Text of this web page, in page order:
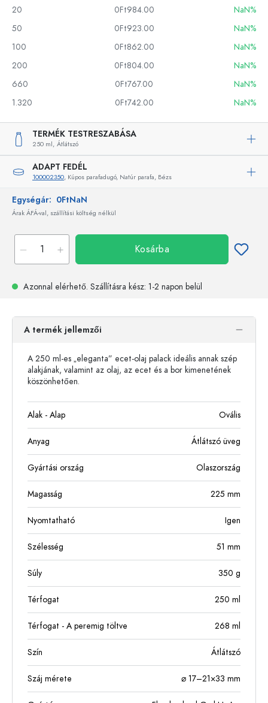
20
0Ft984.00
NaN%
50
0Ft923.00
NaN%
100
0Ft862.00
NaN%
200
0Ft804.00
NaN%
660
0Ft767.00
NaN%
1.320
0Ft742.00 NaN%
TERMÉK TESTRESZABÁSA
250 ml, Átlátszó
ADAPT FEDÉL
100002350, Kúpos parafadugó, Natúr parafa, Bézs
Egységár: 0FtNaN
Árak ÁFÁ-val, szállítási költség nélkül
Kosárba
Azonnal elérhető. Szállításra kész: 1-2 napon belül
A termék jellemzői
A 250 ml-es „eleganta” ecet-olaj palack ideális annak szép
alakjának, valamint az olaj, az ecet és a bor kimenetének
köszönhetően.
Alak - Alap Ovális
Anyag Átlátszó üveg
Gyártási ország Olaszország
Magasság 225 mm
Nyomtatható Igen
Szélesség 51 mm
Súly 350 g
Térfogat 250 ml
Térfogat - A peremig töltve 268 ml
Szín Átlátszó
Száj mérete ⌀ 17–21×33 mm